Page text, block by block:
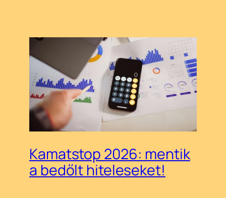
Kamatstop 2026: mentik
a bedőlt hiteleseket!